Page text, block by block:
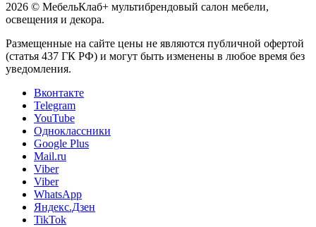
2026 © МебельКлаб+ мультибрендовый салон мебели,
освещения и декора.
Размещенные на сайте цены не являются публичной офертой
(статья 437 ГК РФ) и могут быть изменены в любое время без
уведомления.
Вконтакте
Telegram
YouTube
Одноклассники
Google Plus
Mail.ru
Viber
Viber
WhatsApp
Яндекс.Дзен
TikTok